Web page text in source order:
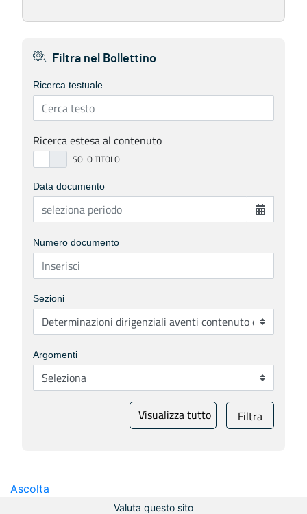
Filtra nel Bollettino
Ricerca testuale
Ricerca estesa al contenuto
Data documento
Numero documento
Sezioni
Argomenti
Visualizza tutto Filtra
Ascolta
Valuta questo sito